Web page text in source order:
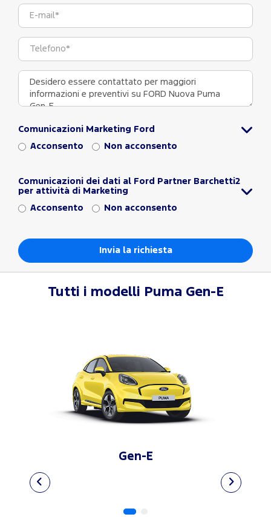
Comunicazioni Marketing Ford
Acconsento Non acconsento
Comunicazioni dei dati al Ford Partner Barchetti2
per attività di Marketing
Acconsento Non acconsento
Tutti i modelli Puma Gen-E
Gen-E